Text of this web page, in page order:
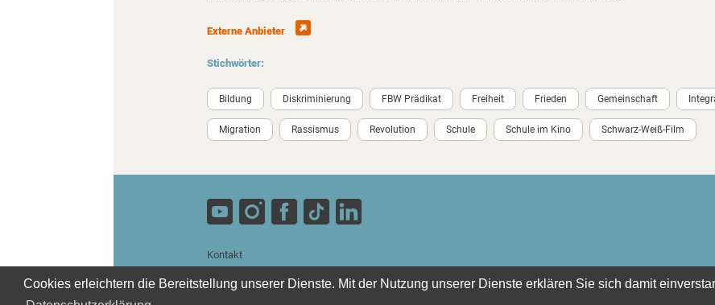
Cookies erleichtern die Bereitstellung unserer Dienste. Mit der Nutzung unserer Dienste erklären Sie sich damit
Externe Anbieter
Stichwörter:
Bildung Diskriminierung FBW Prädikat Freiheit Frieden Gemeinschaft
Migration Rassismus Revolution Schule Schule im Kino Schwarz-Weiß-Film
Kontakt
Datenschutzerklärung